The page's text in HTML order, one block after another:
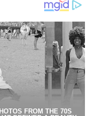
ด้ร่วมครีเอตลุคกับหนูก็
ขึ้น พอได้เห็นการตอบ
ำลังใจมากๆ ขอบคุณที่
งศ์ เสริมว่า "ผมอยาก
เราให้ได้มากที่สุด ผม
ทลน่าสนใจเอาไว้ การ
กมาก ดีใจที่แฟน ๆ ได้
หวังว่าแฟน ๆ จะชอบ